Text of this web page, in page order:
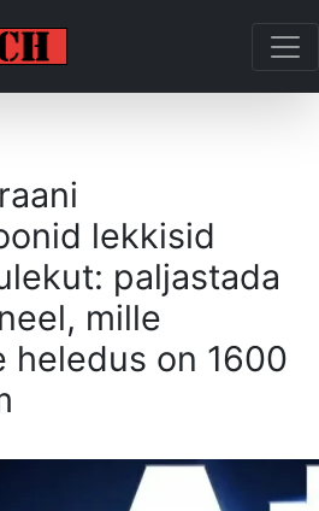
lekkisid
paljastada
mille
heledus on 1600